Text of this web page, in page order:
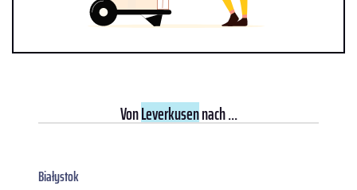
VonLeverkusennach ...
Białystok